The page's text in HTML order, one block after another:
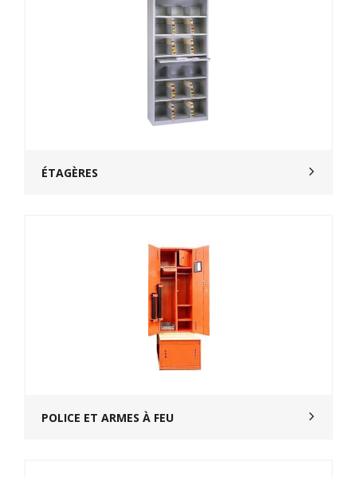
ÉTAGÈRES
POLICE ET ARMES À FEU